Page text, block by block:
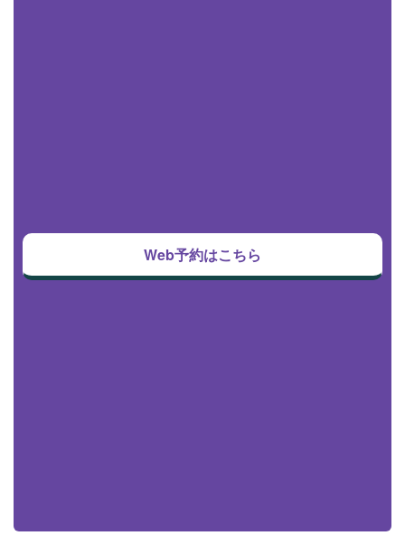
Web予約はこちら